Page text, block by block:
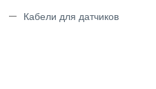
Кабели для датчиков